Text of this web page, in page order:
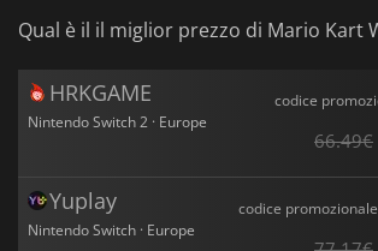
Qual è il il miglior prezzo di Mario Kart
HRKGAME
Nintendo Switch 2 · Europe
codice
66.49€
Yuplay
Nintendo Switch · Europe
codice promozionale